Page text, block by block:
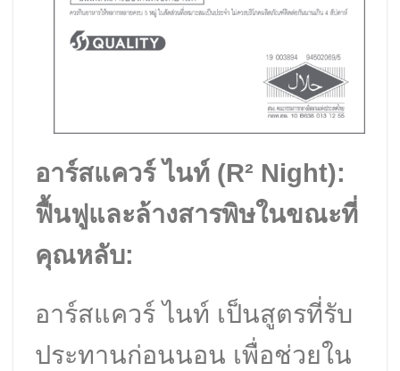
อาร์สแควร์ ไนท์ (R² Night):
ฟื้นฟูและล้างสารพิษในขณะที่
คุณหลับ:
อาร์สแควร์ ไนท์ เป็นสูตรที่รับ
ประทานก่อนนอน เพื่อช่วยใน